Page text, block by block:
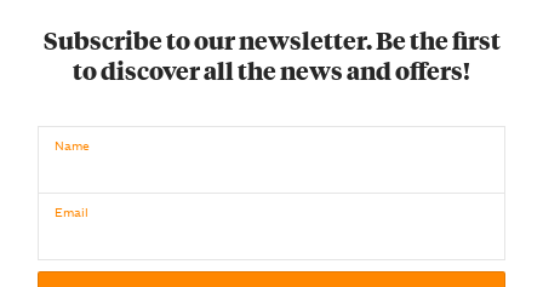
Subscribe to our newsletter. Be the first
to discover all the news and offers!
Name
Email